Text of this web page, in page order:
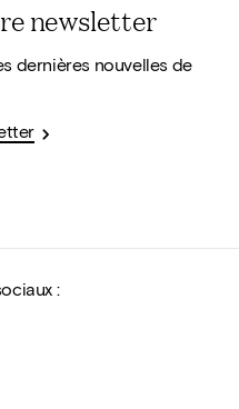
newsletter
dernières nouvelles de
: